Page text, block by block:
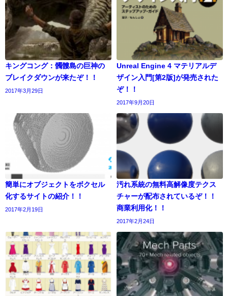
キングコング：髑髏島の巨神の
ブレイクダウンが来たぞ！！
2017年3月29日
Unreal Engine 4 マテリアルデ
ザイン入門[第2版]が発売された
ぞ！！
2017年9月20日
簡単にオブジェクトをボクセル
化するサイトの紹介！！
2017年2月19日
汚れ系統の無料高解像度テクス
チャーが配布されているぞ！！
商業利用化！！
2017年2月24日